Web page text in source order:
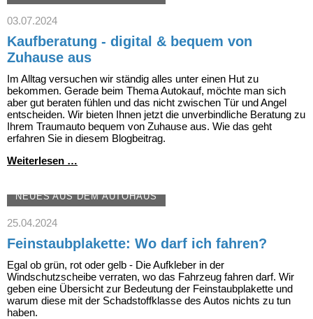
03.07.2024
Kaufberatung - digital & bequem von
Zuhause aus
Im Alltag versuchen wir ständig alles unter einen Hut zu
bekommen. Gerade beim Thema Autokauf, möchte man sich
aber gut beraten fühlen und das nicht zwischen Tür und Angel
entscheiden. Wir bieten Ihnen jetzt die unverbindliche Beratung zu
Ihrem Traumauto bequem von Zuhause aus. Wie das geht
erfahren Sie in diesem Blogbeitrag.
Weiterlesen …
&
bequem
aus
NEUES AUS DEM AUTOHAUS
25.04.2024
Feinstaubplakette: Wo darf ich fahren?
Egal ob grün, rot oder gelb - Die Aufkleber in der
Windschutzscheibe verraten, wo das Fahrzeug fahren darf. Wir
geben eine Übersicht zur Bedeutung der Feinstaubplakette und
warum diese mit der Schadstoffklasse des Autos nichts zu tun
haben.